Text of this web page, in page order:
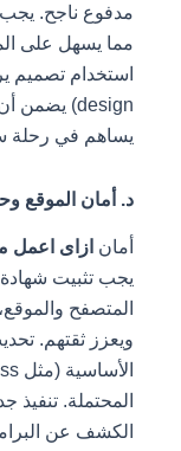
مدفوع ناجح. يجب
مما يسهل على
design) يضمن أن كل عنصر في
يساهم في رحلة
د. أمان الموقع
أمانازاى اعمل
المتصفح
ويعزز ثقتهم.
الكشف عن